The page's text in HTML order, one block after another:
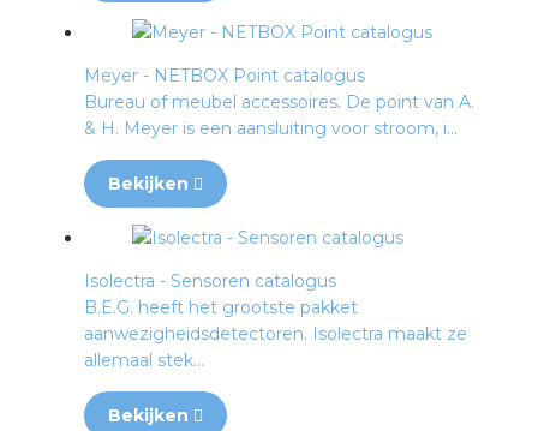
Meyer - NETBOX Point catalogus
Bureau of meubel accessoires. De point van A.
& H. Meyer is een aansluiting voor stroom, i...
Bekijken
Isolectra - Sensoren catalogus
B.E.G. heeft het grootste pakket
aanwezigheidsdetectoren. Isolectra maakt ze
allemaal stek...
Bekijken